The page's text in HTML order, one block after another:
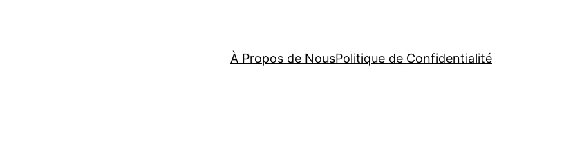
À Propos de NousPolitique de Confidentialité